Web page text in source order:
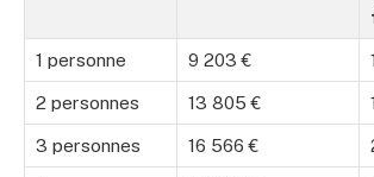
1 personne 9 203 €
2 personnes 13 805 €
3 personnes 16 566 €